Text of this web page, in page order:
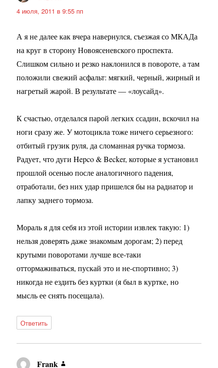
4 июля, 2011 в 9:55 пп
А я не далее как вчера навернулся, съезжая со МКАДа
на круг в сторону Новоясеневского проспекта.
Слишком сильно и резко наклонился в повороте, а там
положили свежий асфальт: мягкий, черный, жирный и
нагретый жарой. В результате — «лоусайд».
К счастью, отделался парой легких ссадин, вскочил на
ноги сразу же. У мотоцикла тоже ничего серьезного:
отбитый грузик руля, да сломанная ручка тормоза.
Радует, что дуги Hepco & Becker, которые я установил
прошлой осенью после аналогичного падения,
отработали, без них удар пришелся бы на радиатор и
лапку заднего тормоза.
Мораль я для себя из этой истории извлек такую: 1)
нельзя доверять даже знакомым дорогам; 2) перед
крутыми поворотами лучше все-таки
оттормаживаться, пускай это и не-спортивно; 3)
никогда не ездить без куртки (я был в куртке, но
мысль ее снять посещала).
Ответить
Frank